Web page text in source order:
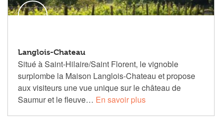
Langlois-Chateau
Situé à Saint-Hilaire/Saint Florent, le vignoble
surplombe la Maison Langlois-Chateau et propose
aux visiteurs une vue unique sur le château de
Saumur et le fleuve… En savoir plus